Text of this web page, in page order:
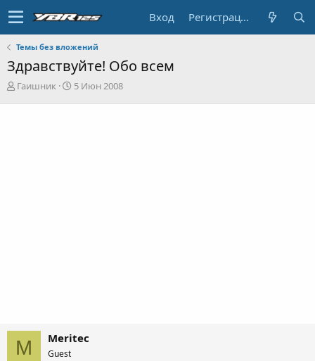
Вход Регистрация
Темы без вложений
Здравствуйте! Обо всем
А
Гаишник
Д
5 Июн 2008
M Meritec
Guest